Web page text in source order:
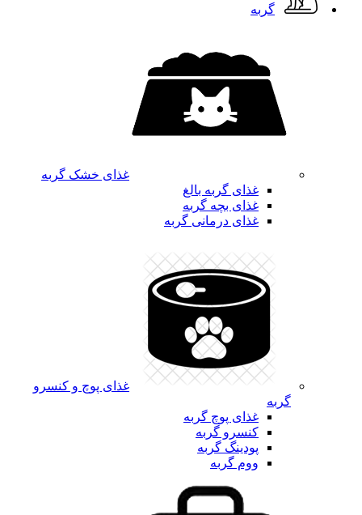
گربه
غذای خشک گربه
غذای گربه بالغ
غذای بچه گربه
غذای درمانی گربه
غذای پوچ و کنسرو
گربه
غذای پوچ گربه
کنسرو گربه
پودینگ گربه
ووم گربه